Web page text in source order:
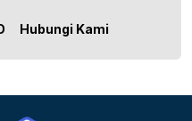
Hubungi Kami